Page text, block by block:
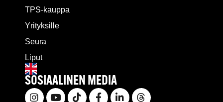
TPS-kauppa
Yrityksille
Seura
Liput
SOSIAALINEN MEDIA